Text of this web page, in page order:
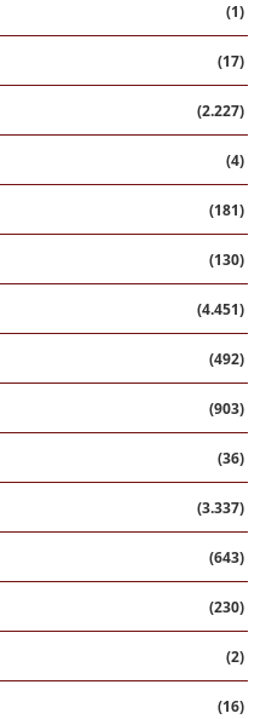
(1)
(17)
(2.227)
(4)
(181)
(130)
(4.451)
(492)
(903)
(36)
(3.337)
(643)
(230)
(2)
(16)